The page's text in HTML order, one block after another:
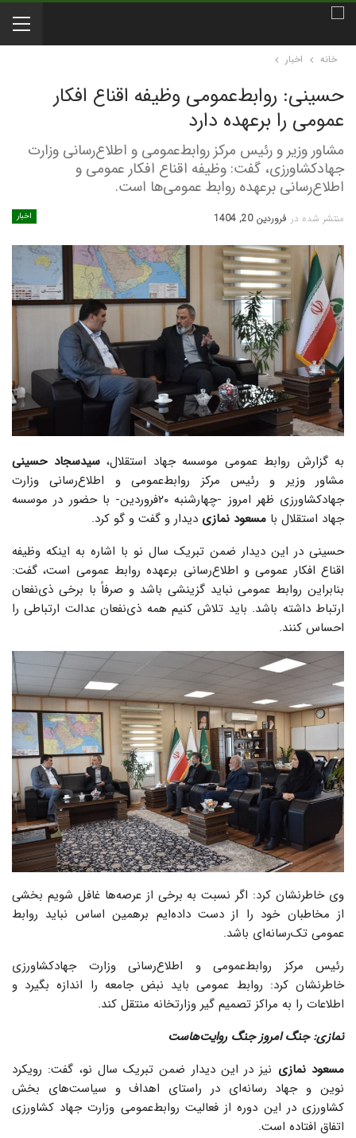
خانه اخبار
حسینی: روابط‌عمومی وظیفه اقناع افکار
عمومی را برعهده دارد
مشاور وزیر و رئیس مرکز روابط‌عمومی و اطلاع‌رسانی وزارت
جهادکشاورزی، گفت: وظیفه اقناع افکار عمومی و
اطلاع‌رسانی برعهده روابط عمومی‌ها است.
اخبار منتشر شده در فروردین 20, 1404
به گزارش روابط عمومی موسسه جهاد استقلال،سید‌سجاد حسینی
مشاور وزیر و رئیس مرکز روابط‌عمومی و اطلاع‌رسانی وزارت
جهادکشاورزی ظهر امروز -چهارشنبه ۲۰فروردین- با حضور در موسسه
جهاد استقلال با مسعود نمازی دیدار و گفت و گو کرد.
حسینی در این دیدار ضمن تبریک سال نو با اشاره به اینکه وظیفه
اقناع افکار عمومی و اطلاع‌رسانی برعهده روابط عمومی است، گفت:
بنابراین روابط عمومی نباید گزینشی باشد و صرفاً با برخی ذی‌نفعان
ارتباط داشته باشد. باید تلاش کنیم همه ذی‌نفعان عدالت ارتباطی را
احساس کنند.
وی خاطرنشان کرد: اگر نسبت به برخی از عرصه‌ها غافل شویم بخشی
از مخاطبان خود را از دست داده‌ایم برهمین اساس نباید روابط
عمومی تک‌رسانه‌ای باشد.
رئیس مرکز روابط‌عمومی و اطلاع‌رسانی وزارت جهادکشاورزی
خاطرنشان کرد: روابط عمومی باید نبض جامعه را اندازه بگیرد و
اطلاعات را به مراکز تصمیم گیر وزارتخانه منتقل کند.
نمازی: جنگ امروز جنگ روایت‌هاست
مسعود نمازی نیز در این دیدار ضمن تبریک سال نو، گفت: رویکرد
نوین و جهاد رسانه‌ای در راستای اهداف و سیاست‌های بخش
کشاورزی در این دوره از فعالیت روابط‌عمومی وزارت جهاد کشاورزی
اتفاق افتاده است.